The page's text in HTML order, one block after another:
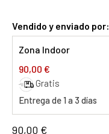
Vendido y enviado por:
Zona Indoor
90,00 €
Gratis
Entrega de 1 a 3 días
90,00 €